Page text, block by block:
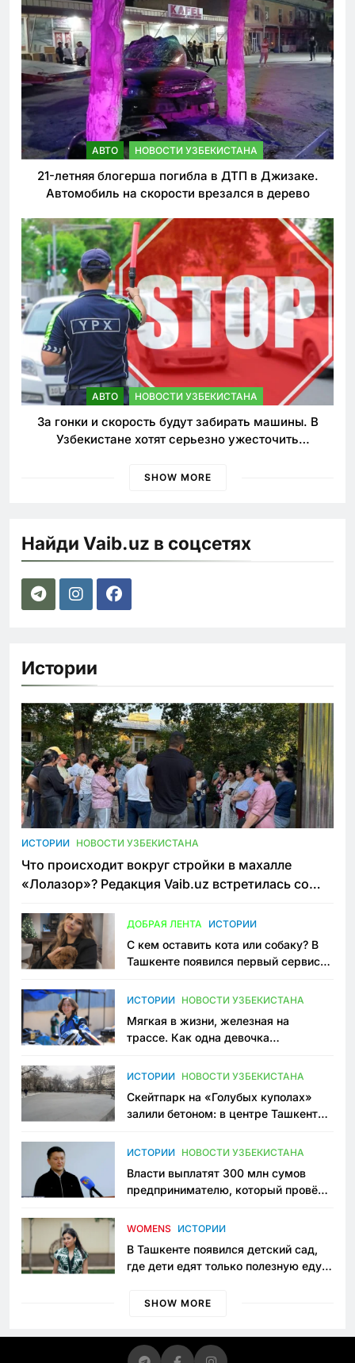
АВТО НОВОСТИ УЗБЕКИСТАНА
21-летняя блогерша погибла в ДТП в Джизаке.
Автомобиль на скорости врезался в дерево
АВТО НОВОСТИ УЗБЕКИСТАНА
За гонки и скорость будут забирать машины. В
Узбекистане хотят серьезно ужесточить
SHOW MORE
Найди Vaib.uz в соцсетях
Истории
ИСТОРИИ НОВОСТИ УЗБЕКИСТАНА
Что происходит вокруг стройки в махалле
«Лолазор»? Редакция Vaib.uz встретилась со
ДОБРАЯ ЛЕНТА ИСТОРИИ
С кем оставить кота или собаку? В
Ташкенте появился первый сервис
ИСТОРИИ НОВОСТИ УЗБЕКИСТАНА
Мягкая в жизни, железная на
трассе. Как одна девочка
Узбекистане
ИСТОРИИ НОВОСТИ УЗБЕКИСТАНА
Скейтпарк на «Голубых куполах»
залили бетоном: в центре Ташкента
пространство
ИСТОРИИ НОВОСТИ УЗБЕКИСТАНА
Власти выплатят 300 млн сумов
предпринимателю, который провёл
приговору
WOMENS ИСТОРИИ
В Ташкенте появился детский сад,
где дети едят только полезную еду.
просить «кашу без сахара»
SHOW MORE